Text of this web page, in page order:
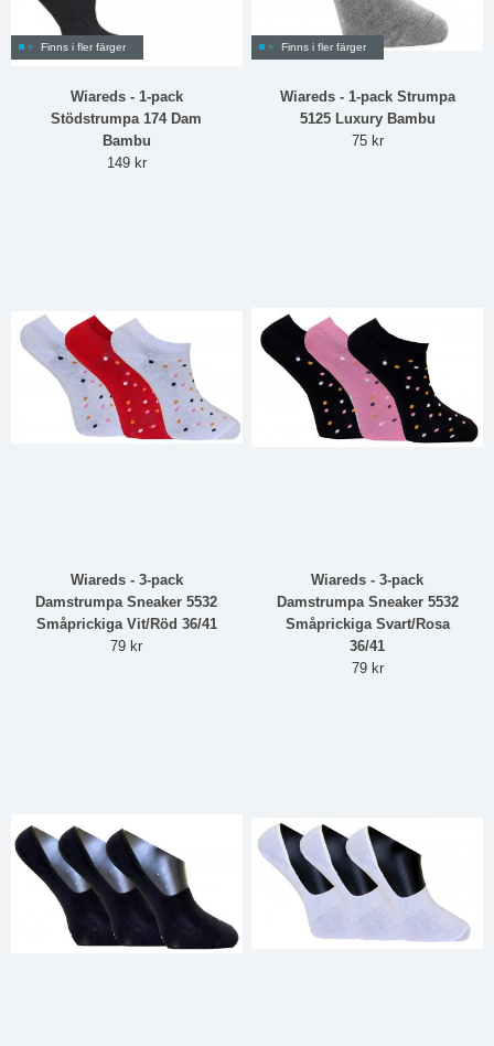
Finns i fler färger
Wiareds - 1-pack
Stödstrumpa 174 Dam
Bambu
149 kr
Finns i fler färger
Wiareds - 1-pack Strumpa
5125 Luxury Bambu
75 kr
Wiareds - 3-pack
Damstrumpa Sneaker 5532
Småprickiga Vit/Röd 36/41
79 kr
Wiareds - 3-pack
Damstrumpa Sneaker 5532
Småprickiga Svart/Rosa
36/41
79 kr